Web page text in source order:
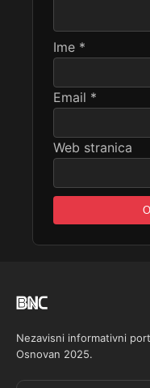
Ime *
Email *
Web stranica
Nezavisni informativni
Osnovan 2025.